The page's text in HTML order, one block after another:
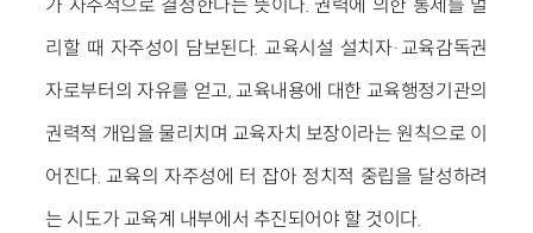
가 자주적으로 결정한다는 뜻이다. 권력에 의한 통제를 멀
리할 때 자주성이 담보된다. 교육시설 설치자·교육감독권
자로부터의 자유를 얻고, 교육내용에 대한 교육행정기관의
권력적 개입을 물리치며 교육자치 보장이라는 원칙으로 이
어진다. 교육의 자주성에 터 잡아 정치적 중립을 달성하려
는 시도가 교육계 내부에서 추진되어야 할 것이다.